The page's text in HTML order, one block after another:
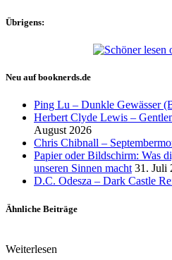
Übrigens:
Neu auf booknerds.de
Ping Lu – Dunkle Gewässer
Herbert Clyde Lewis –
August 2026
Chris Chibnall –
Papier oder Bildschirm: Was
unseren Sinnen macht 31. Juli
D.C. Odesza – Dark Castle
Ähnliche Beiträge
Weiterlesen